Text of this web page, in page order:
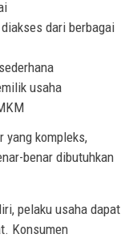
dari berbagai
usaha
yang kompleks,
benar dibutuhkan
pelaku usaha dapat
Konsumen